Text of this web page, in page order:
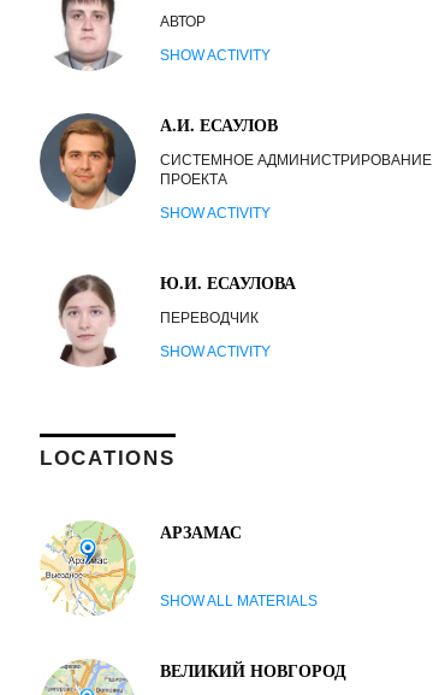
АВТОР
SHOW ACTIVITY
А.И. ЕСАУЛОВ
СИСТЕМНОЕ АДМИНИСТРИРОВАНИЕ
ПРОЕКТА
SHOW ACTIVITY
Ю.И. ЕСАУЛОВА
ПЕРЕВОДЧИК
SHOW ACTIVITY
LOCATIONS
АРЗАМАС
SHOW ALL MATERIALS
ВЕЛИКИЙ НОВГОРОД